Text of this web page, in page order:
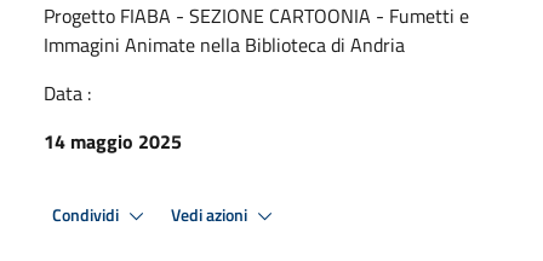
Progetto FIABA - SEZIONE CARTOONIA - Fumetti e
Immagini Animate nella Biblioteca di Andria
Data :
14 maggio 2025
Condividi Vedi azioni